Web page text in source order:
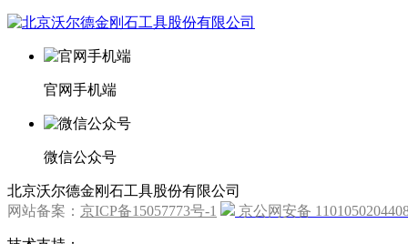
官网手机端
微信公众号
北京沃尔德金刚石工具股份有限公司
网站备案： 京ICP备15057773号-1 京公网安备